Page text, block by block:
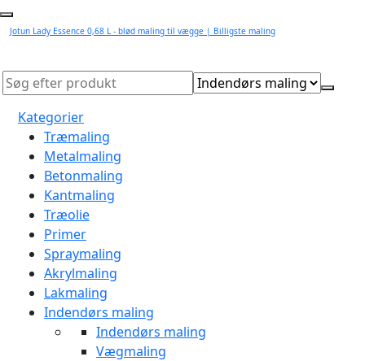
Jotun Lady Essence 0,68 L - blød maling til vægge | Billigste maling
Kategorier
Træmaling
Metalmaling
Betonmaling
Kantmaling
Træolie
Primer
Spraymaling
Akrylmaling
Lakmaling
Indendørs maling
Indendørs maling
Vægmaling